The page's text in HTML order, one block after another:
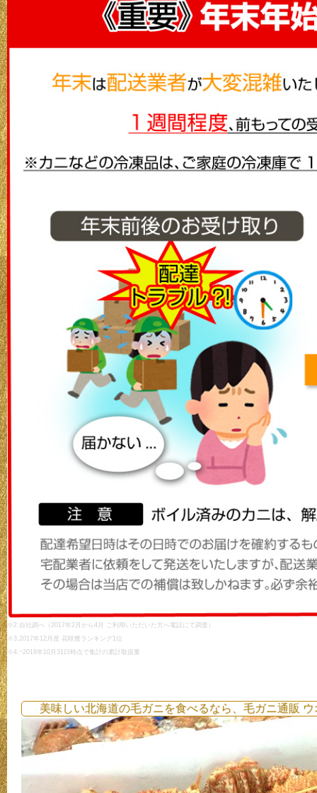
美味しい北海道の毛ガニを食べるなら、毛ガニ通販 ウ
※2.自社調べ（2017年2月から4月 ご利用いただいた方へ電話にて調査）
※3.2017年12月度 花咲蟹ランキング1位
※4.~2018年10月31日時点で集計の累計取扱量